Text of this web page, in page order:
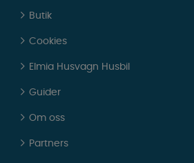
Butik
Cookies
Elmia Husvagn Husbil
Guider
Om oss
Partners